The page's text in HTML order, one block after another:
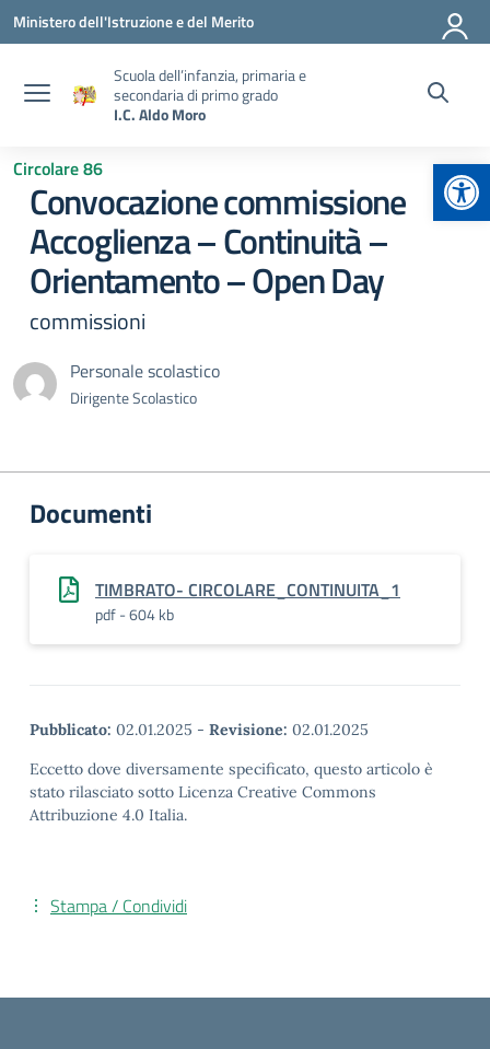
Vai ai contenuti
Vai al menu di navigazione
Vai al footer
Ministero dell'Istruzione e del Merito
Scuola dell’infanzia, primaria e
secondaria di primo grado
I.C. Aldo Moro
Circolare 86
Convocazione commissione
Accoglienza – Continuità –
Orientamento – Open Day
commissioni
Personale scolastico
Dirigente Scolastico
Documenti
TIMBRATO- CIRCOLARE_CONTINUITA_1
pdf - 604 kb
Pubblicato: 02.01.2025 - Revisione: 02.01.2025
Eccetto dove diversamente specificato, questo articolo è
stato rilasciato sotto Licenza Creative Commons
Attribuzione 4.0 Italia.
Stampa / Condividi